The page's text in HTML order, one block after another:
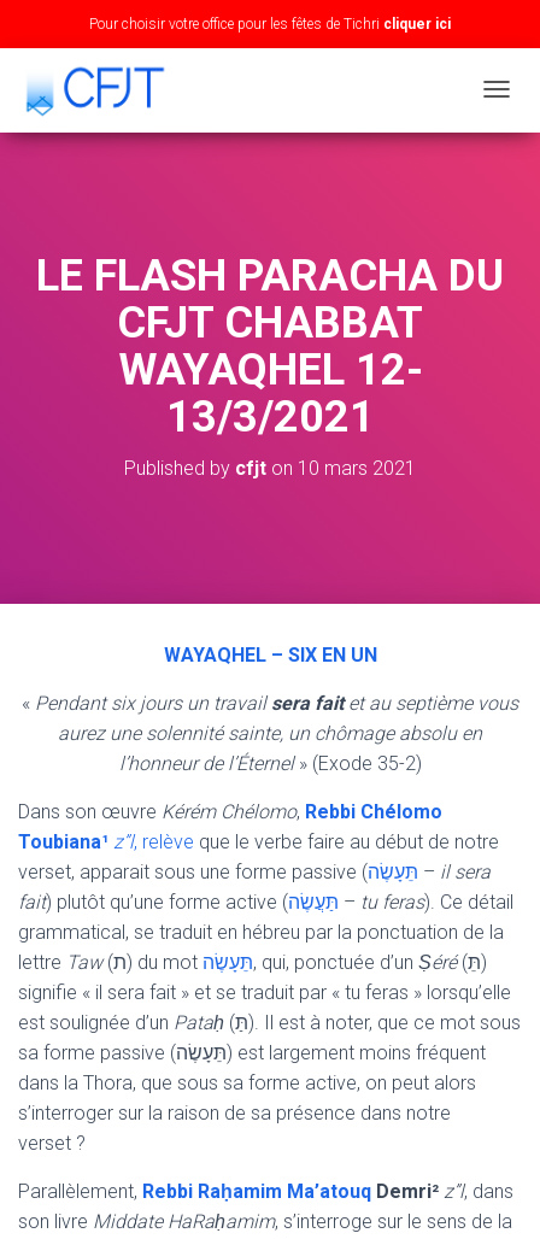
Pour choisir votre office pour les fêtes de Tichri cliquer ici
O
V
LE FLASH PARACHA DU
CFJT CHABBAT
WAYAQHEL 12-
13/3/2021
Published by cfjt on 10 mars 2021
WAYAQHEL – SIX EN UN
« Pendant six jours un travailsera faitet au septième vous
aurez une solennité sainte, un chômage absolu en
l’honneur de l’Éternel» (Exode 35-2)
Dans son œuvre Kérém Chélomo, Rebbi Chélomo
Toubiana¹ z”l, relève que le verbe faire au début de notre
verset, apparait sous une forme passive (תֵּעָשֶׂה – il sera
fait) plutôt qu’une forme active (תַּעֲשֶׂה – tu feras). Ce détail
grammatical, se traduit en hébreu par la ponctuation de la
lettre Taw (ת) du mot תֵּעָשֶׂה, qui, ponctuée d’un Ṣéré(תֵּ)
signifie « il sera fait » et se traduit par « tu feras » lorsqu’elle
est soulignée d’un Pataḥ (תַּ). Il est à noter, que ce mot sous
sa forme passive (תֵּעָשֶׂה) est largement moins fréquent
dans la Thora, que sous sa forme active, on peut alors
s’interroger sur la raison de sa présence dans notre
verset ?
Parallèlement, Rebbi Raḥamim Ma’atouq Demri² z”l, dans
son livre Middate HaRaḥamim, s’interroge sur le sens de la